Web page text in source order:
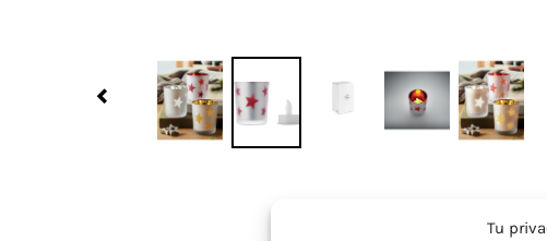
Tu
Previous